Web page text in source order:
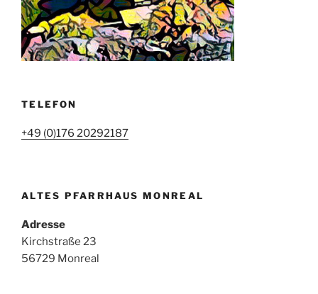
TELEFON
+49 (0)176 20292187
ALTES PFARRHAUS MONREAL
Adresse
Kirchstraße 23
56729 Monreal